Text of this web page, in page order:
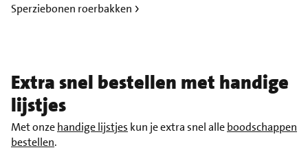
Sperziebonen roerbakken
Extra snel bestellen met handige
lijstjes
Met onzehandige lijstjes kun je extra snel alleboodschappen
bestellen.